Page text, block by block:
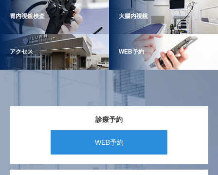
胃内視鏡検査 大腸内視鏡
アクセス WEB予約
診療予約
WEB予約